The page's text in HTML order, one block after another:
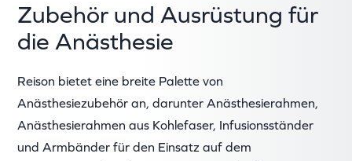
Zubehör und Ausrüstung für
die Anästhesie
Reison bietet eine breite Palette von
Anästhesiezubehör an, darunter Anästhesierahmen,
Anästhesierahmen aus Kohlefaser, Infusionsständer
und Armbänder für den Einsatz auf dem